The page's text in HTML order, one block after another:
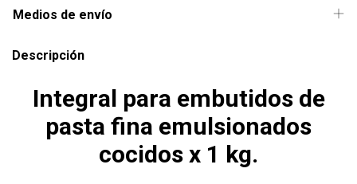
Medios de envío
Descripción
Integral para embutidos de
pasta fina emulsionados
cocidos x 1 kg.